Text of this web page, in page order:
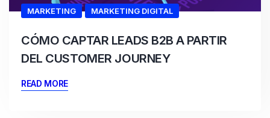
MARKETING MARKETING DIGITAL
CÓMO CAPTAR LEADS B2B A PARTIR
DEL CUSTOMER JOURNEY
READ MORE